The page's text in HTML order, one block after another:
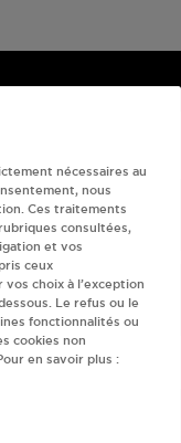
Revendeur
nécessaires au
nous
Ces traitements
consultées,
et vos
ceux
choix à l’exception
Le refus ou le
fonctionnalités ou
cookies non
en savoir plus :